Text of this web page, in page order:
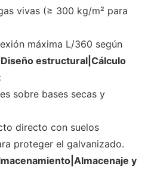
vivas (≥ 300 kg/m² para
máxima L/360 según
Diseño estructural|Cálculo
sobre bases secas y
directo con suelos
proteger el galvanizado.
y